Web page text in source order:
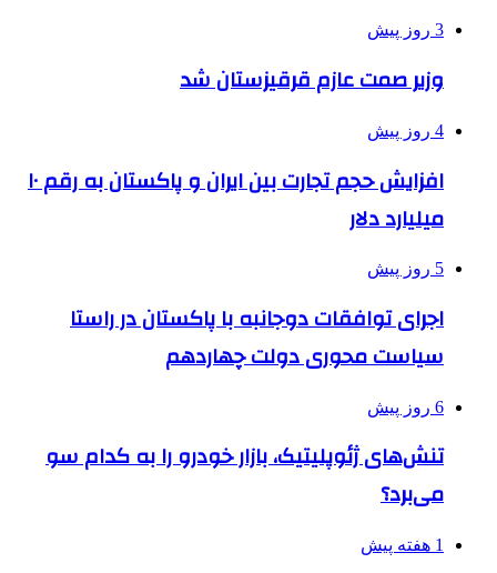
3 روز پیش
وزیر صمت عازم قرقیزستان شد
4 روز پیش
افزایش حجم تجارت بین ایران و پاکستان به رقم ۱۰
میلیارد دلار
5 روز پیش
اجرای توافقات دوجانبه با پاکستان در راستا
سیاست محوری دولت چهاردهم
6 روز پیش
تنش‌های ژئوپلیتیک، بازار خودرو را به کدام سو
می‌برد؟
1 هفته پیش